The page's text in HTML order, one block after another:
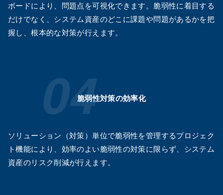
ボードにより、問題点を可視化できます。脆弱性に着目する
だけでなく、システム資産のどこに課題や問題があるかを把
握し、根本的な対策が行えます。
脆弱性対策の効率化
ソリューション（対策）単位で脆弱性を管理するプロジェク
ト機能により、効率のよい脆弱性の対策に限らず、システム
資産のリスク削減が行えます。